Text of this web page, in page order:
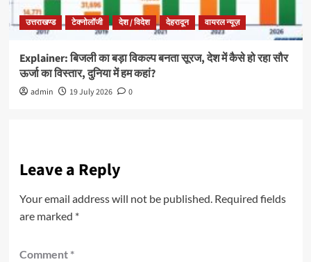
उत्तराखण्ड टेक्नोलॉजी देश / विदेश देहरादून वायरल न्यूज़
Explainer: बिजली का बड़ा विकल्प बनता सूरज, देश में कैसे हो रहा सौर
ऊर्जा का विस्तार, दुनिया में हम कहां?
admin 19 July 2026 0
Leave a Reply
Your email address will not be published. Required fields
are marked *
Comment *